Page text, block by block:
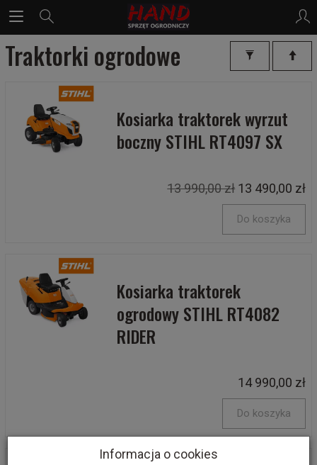
Traktorki ogrodowe
Kosiarka traktorek wyrzut
boczny STIHL RT4097 SX
13 990,00 zł 13 490,00 zł
Do koszyka
Kosiarka traktorek
ogrodowy STIHL RT4082
RIDER
14 990,00 zł
Do koszyka
Informacja o cookies